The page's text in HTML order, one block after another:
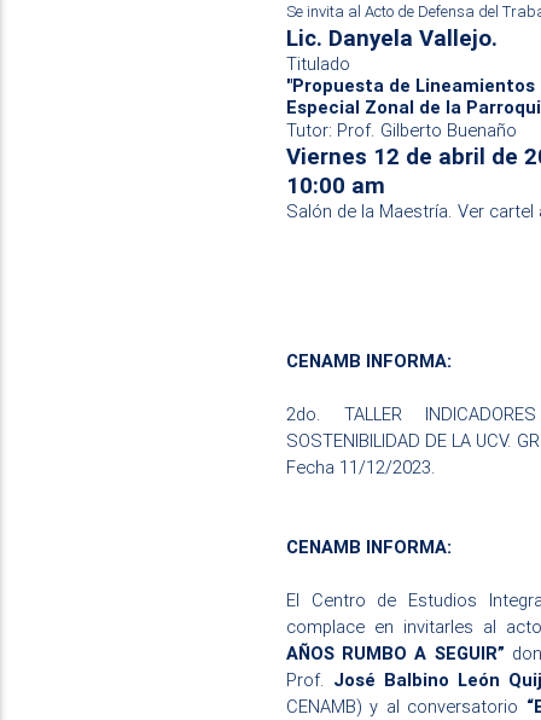
Se invita al Acto de Defensa del
Lic. Danyela Vallejo.
Titulado
"Propuesta de
Especial Zonal de la
Tutor: Prof. Gilberto Buenaño
Viernes 12 de abril de
10:00 am
Salón de la Maestría. Ver cartel
CENAMB INFORMA:
2do. TALLER
SOSTENIBILIDAD DE LA UCV.
Fecha 11/12/2023.
CENAMB INFORMA:
El Centro de Estudios
complace en invitarles al
AÑOS RUMBO A SEGUIR”
Prof. José Balbino León
CENAMB) y al conversatorio